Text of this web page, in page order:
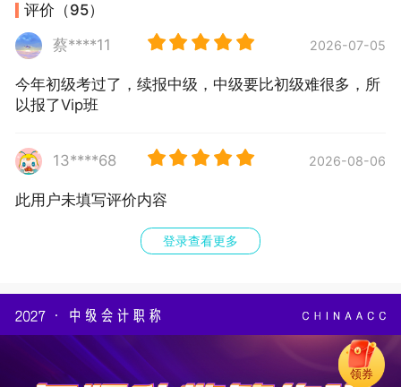
领券
评价（95）
蔡****11
2026-07-05
今年初级考过了，续报中级，中级要比初级难很多，所
以报了Vip班
13****68 2026-08-06
此用户未填写评价内容
登录查看更多